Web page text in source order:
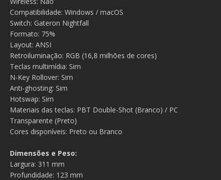
Compatibilidade: Windows / macOS
Switch: Gateron Nightfall
Formato: 75%
Layout: ANSI
Retroiluminação: RGB (16,8 milhões de cores)
Teclas multimídia: Sim
N-Key Rollover: Sim
Anti-ghosting: Sim
Hotswap: Sim
Materiais das teclas: PBT Double-Shot (Branco) / PC
Transparente (Preto)
Cores disponíveis: Preto ou Branco
Dimensões e Peso:
Largura: 311 mm
Profundidade: 123 mm